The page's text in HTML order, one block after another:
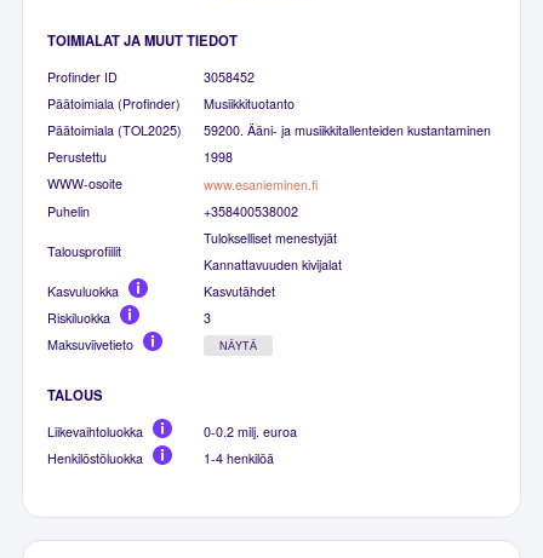
TOIMIALAT JA MUUT TIEDOT
Profinder ID
3058452
Päätoimiala (Profinder)
Musiikkituotanto
Päätoimiala (TOL2025)
59200. Ääni- ja musiikkitallenteiden kustantaminen
Perustettu
1998
WWW-osoite
www.esanieminen.fi
Puhelin
+358400538002
Talousprofiilit
Tulokselliset menestyjät
Kannattavuuden kivijalat
Kasvuluokka
Kasvutähdet
Riskiluokka
3
Maksuviivetieto
NÄYTÄ
TALOUS
Liikevaihtoluokka
0-0.2 milj. euroa
Henkilöstöluokka
1-4 henkilöä